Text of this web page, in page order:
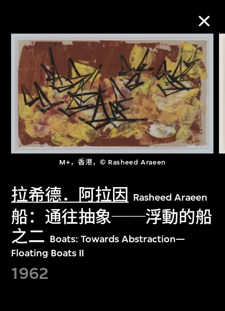
M+，香港，© Rasheed Araeen
拉希德．阿拉因 Rasheed Araeen
船：通往抽象──浮動的船
之二 Boats: Towards Abstraction—
Floating Boats II
1962
M+藏品
进一步筛选 搜索
关于M+藏品
探索世界顶级的二十及二十一世纪视觉
文化藏品。